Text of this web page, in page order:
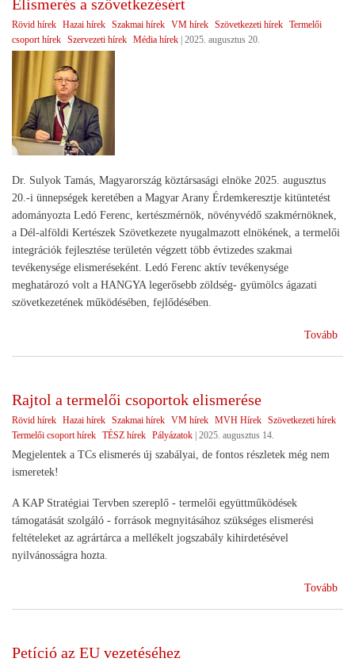
Elismerés a szövetkezésért
Rövid hírek Hazai hírek Szakmai hírek VM hírek Szövetkezeti hírek Termelői
csoport hírek Szervezeti hírek Média hírek 2025. augusztus 20.
Dr. Sulyok Tamás, Magyarország köztársasági elnöke 2025. augusztus
20.-i ünnepségek keretében a Magyar Arany Érdemkeresztje kitüntetést
adományozta Ledó Ferenc, kertészmérnök, növényvédő szakmérnöknek,
a Dél-alföldi Kertészek Szövetkezete nyugalmazott elnökének, a termelői
integrációk fejlesztése területén végzett több évtizedes szakmai
tevékenysége elismeréseként. Ledó Ferenc aktív tevékenysége
meghatározó volt a HANGYA legerősebb zöldség- gyümölcs ágazati
szövetkezetének működésében, fejlődésében.
Tovább
Rajtol a termelői csoportok elismerése
Rövid hírek Hazai hírek Szakmai hírek VM hírek MVH Hírek Szövetkezeti hírek
Termelői csoport hírek TÉSZ hírek Pályázatok 2025. augusztus 14.
Megjelentek a TCs elismerés új szabályai, de fontos részletek még nem
ismeretek!
A KAP Stratégiai Tervben szereplő - termelői együttműködések
támogatását szolgáló - források megnyitásához szükséges elismerési
feltételeket az agrártárca a mellékelt jogszabály kihirdetésével
nyilvánosságra hozta.
Tovább
Petíció az EU vezetéséhez